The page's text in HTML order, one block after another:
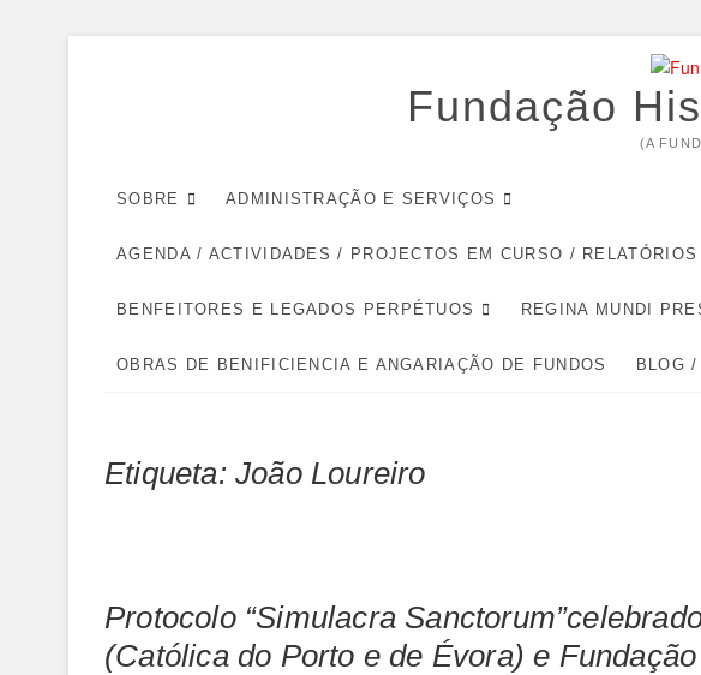
Fundação
(A
SOBRE ADMINISTRAÇÃO E SERVIÇOS
AGENDA / ACTIVIDADES / PROJECTOS EM CURSO /
BENFEITORES E LEGADOS PERPÉTUOS REGINA MUNDI
OBRAS DE BENIFICIENCIA E ANGARIAÇÃO DE FUNDOS BLOG
Etiqueta: João Loureiro
Protocolo “Simulacra
(Católica do Porto e de Évora) e